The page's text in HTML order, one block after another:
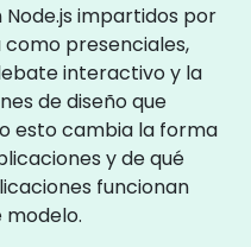
impartidos por
presenciales,
interactivo y la
de diseño que
esto cambia la forma
y de qué
funcionan